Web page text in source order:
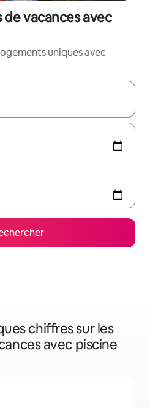
de vacances avec
uniques avec
utilisez les flèches vers le
chiffres sur les
avec piscine